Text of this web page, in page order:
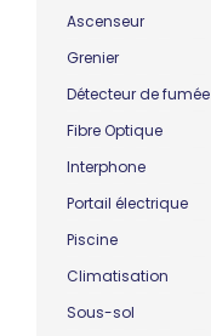
Ascenseur
Grenier
Détecteur de fumée
Fibre Optique
Interphone
Portail électrique
Piscine
Climatisation
Sous-sol